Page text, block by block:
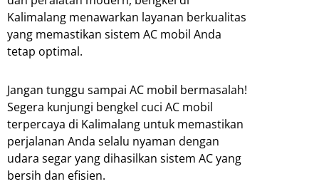
Kalimalang menawarkan layanan berkualitas
yang memastikan sistem AC mobil Anda
tetap optimal.
Jangan tunggu sampai AC mobil bermasalah!
Segera kunjungi bengkel cuci AC mobil
terpercaya di Kalimalang untuk memastikan
perjalanan Anda selalu nyaman dengan
udara segar yang dihasilkan sistem AC yang
bersih dan efisien.